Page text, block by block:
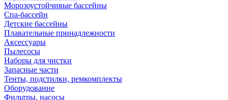
Морозоустойчивые бассейны
Спа-бассейн
Детские бассейны
Плавательные принадлежности
Аксессуары
Пылесосы
Наборы для чистки
Запасные части
Тенты, подстилки, ремкомплекты
Оборудование
Фильтры, насосы